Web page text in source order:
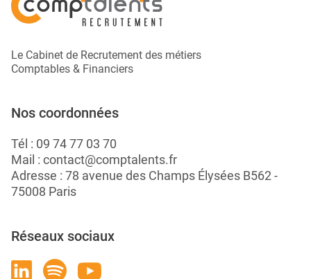
Le Cabinet de Recrutement des métiers
Comptables & Financiers
Nos coordonnées
Tél : 09 74 77 03 70
Mail : contact@comptalents.fr
Adresse : 78 avenue des Champs Élysées B562 -
75008 Paris
Réseaux sociaux